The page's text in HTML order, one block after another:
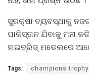
ସୁରକ୍ଷା ବ୍ୟବସ୍ଥାକୁ
ପାକିସ୍ତାନ ଯିବାକୁ ମନା
ହାଇବ୍ରିଡ୍‌ ମଡେଲରେ
Tags: champions trophy